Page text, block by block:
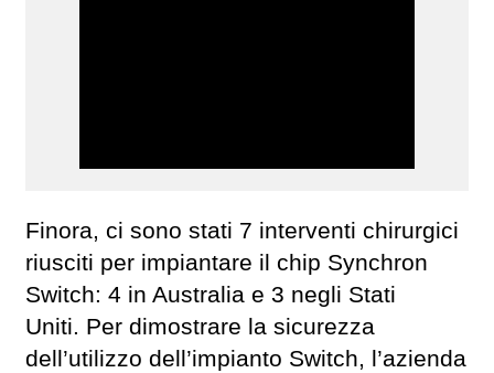
Finora, ci sono stati 7 interventi chirurgici
riusciti per impiantare il chip Synchron
Switch: 4 in Australia e 3 negli Stati
Uniti. Per dimostrare la sicurezza
dell’utilizzo dell’impianto Switch, l’azienda